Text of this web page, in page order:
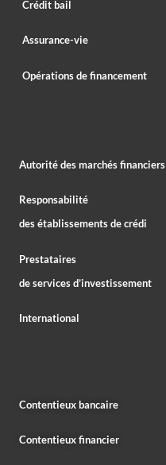
Crédit bail
Assurance-vie
Opérations de financement
Autorité des marchés financiers
Responsabilité
des établissements de crédi
Prestataires
de services d’investissement
International
Contentieux bancaire
Contentieux financier